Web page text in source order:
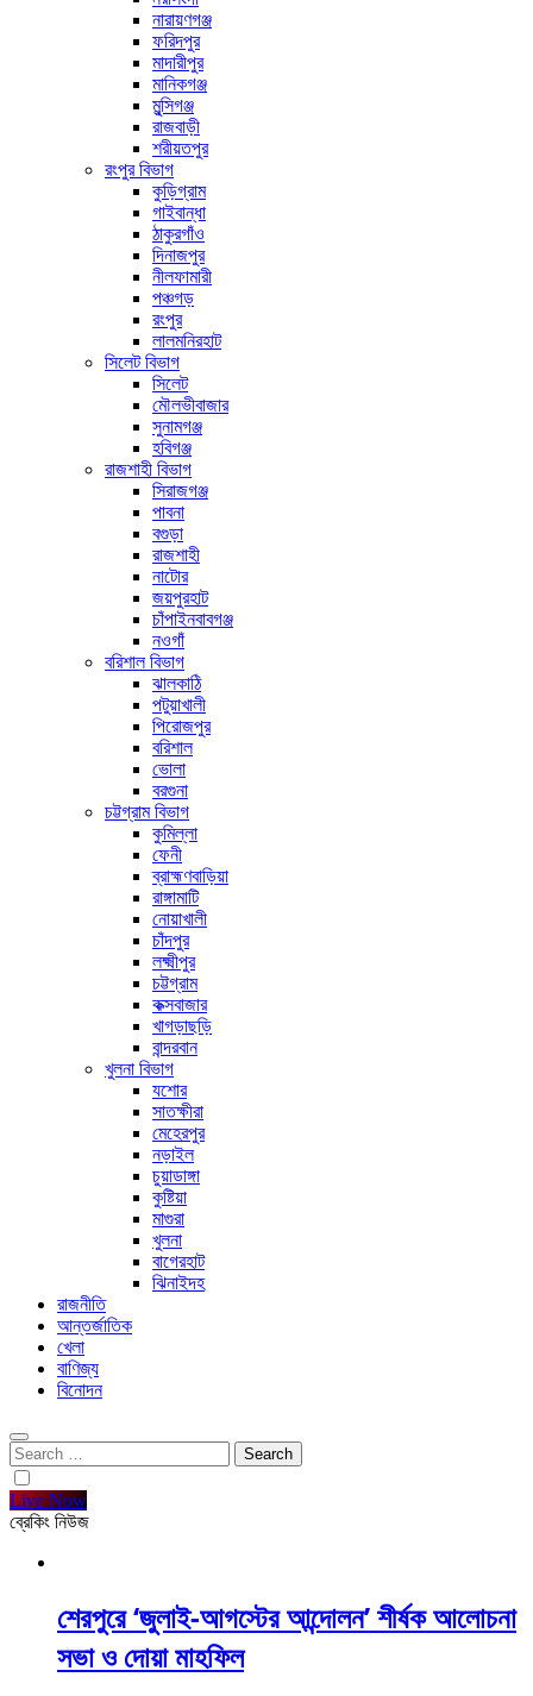
নারায়ণগঞ্জ
ফরিদপুর
মাদারীপুর
মানিকগঞ্জ
মুন্সিগঞ্জ
রাজবাড়ী
শরীয়তপুর
রংপুর বিভাগ
কুড়িগ্রাম
গাইবান্ধা
ঠাকুরগাঁও
দিনাজপুর
নীলফামারী
পঞ্চগড়
রংপুর
লালমনিরহাট
সিলেট বিভাগ
সিলেট
মৌলভীবাজার
সুনামগঞ্জ
হবিগঞ্জ
রাজশাহী বিভাগ
সিরাজগঞ্জ
পাবনা
বগুড়া
রাজশাহী
নাটোর
জয়পুরহাট
চাঁপাইনবাবগঞ্জ
নওগাঁ
বরিশাল বিভাগ
ঝালকাঠি
পটুয়াখালী
পিরোজপুর
বরিশাল
ভোলা
বরগুনা
চট্টগ্রাম বিভাগ
কুমিল্লা
ফেনী
ব্রাহ্মণবাড়িয়া
রাঙ্গামাটি
নোয়াখালী
চাঁদপুর
লক্ষ্মীপুর
চট্টগ্রাম
কক্সবাজার
খাগড়াছড়ি
বান্দরবান
খুলনা বিভাগ
যশোর
সাতক্ষীরা
মেহেরপুর
নড়াইল
চুয়াডাঙ্গা
কুষ্টিয়া
মাগুরা
খুলনা
বাগেরহাট
ঝিনাইদহ
রাজনীতি
আন্তর্জাতিক
খেলা
বাণিজ্য
বিনোদন
Search
for:
Live Now
ব্রেকিং নিউজ
শেরপুরে ‘জুলাই-আগস্টের আন্দোলন’ শীর্ষক আলোচনা
সভা ও দোয়া মাহফিল